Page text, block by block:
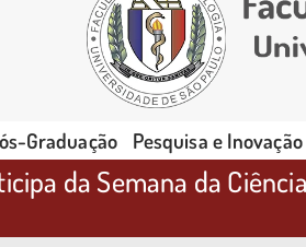
Graduação Pesquisa e Inovação
da Semana da